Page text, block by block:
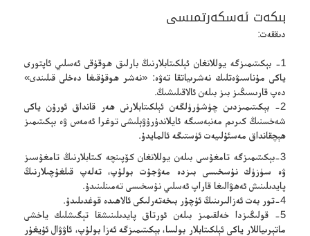
بىكەت ئەسكەرتمىسى
دىققەت:
1- بېكىتىمىزگە يوللانغان ئېلكىتابلارنىڭ بارلىق ھوقۇقى ئەسلىي ئاپتورى
ياكى مۇناسىۋەتلىك نەشرىياتقا تەۋە: «نەشر ھوقۇقىغا دەخلى قىلىندى»
دەپ قارىسىڭىز بىز بىلەن ئالاقىلىشىڭ.
2- بېكىتىمىزدىن چۈشۈرۈلگەن ئېلكىتابلارنى ھەر قانداق ئورۇن ياكى
شەخسنىڭ كىرىم مەنبەسىگە ئايلاندۇرۇۋېلىشى توغرا ئەمەس ۋە بېكىتىمىز
ھېچقانداق مەسئۇلىيەت ئۈستىگە ئالمايدۇ.
3-بېكىتىمىزگە تامغۇسى بىلەن يوللانغان كۆپىنچە كىتابلارنىڭ تامغۇسىز
ۋە سۈزۈك نۇسخىسى بىزدە مەۋجۇت بولۇپ، تەلەپ قىلغۇچىلارنىڭ
پايدىلىنىش ئەھۋالىغا قاراپ ئەسلىي نۇسخىسى تەمىنلىنىدۇ.
4-تور بەت ئەزالىرىنىڭ ئۇچۇر بىخەتەرلىكى ئالاھىدە قوغدىلىدۇ.
5- قولىڭىزدا خەلقىمىز بىلەن ئورتاق پايدىلىنىشقا تېگىشلىك ياخشى
ماتېرىياللار ياكى ئېلكىتابلار بولسا، بېكىتىمىزگە ئەزا بولۇپ، ئاۋۋال ئۇيغۇر